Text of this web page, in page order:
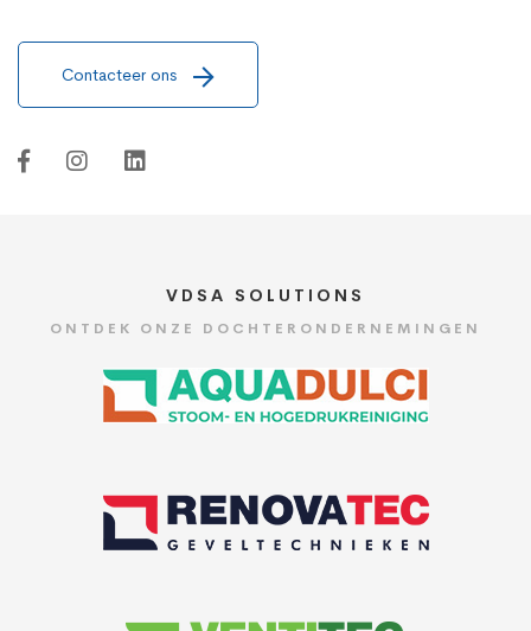
Contacteer ons
VDSA SOLUTIONS
ONTDEK ONZE DOCHTERONDERNEMINGEN